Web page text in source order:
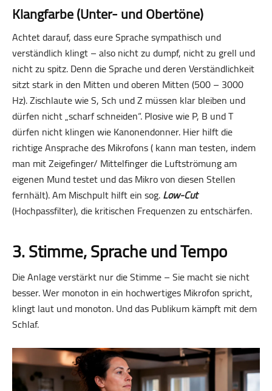
Klangfarbe (Unter- und Obertöne)
Achtet darauf, dass eure Sprache sympathisch und
verständlich klingt – also nicht zu dumpf, nicht zu grell und
nicht zu spitz. Denn die Sprache und deren Verständlichkeit
sitzt stark in den Mitten und oberen Mitten (500 – 3000
Hz). Zischlaute wie S, Sch und Z müssen klar bleiben und
dürfen nicht „scharf schneiden“. Plosive wie P, B und T
dürfen nicht klingen wie Kanonendonner. Hier hilft die
richtige Ansprache des Mikrofons ( kann man testen, indem
man mit Zeigefinger/ Mittelfinger die Luftströmung am
eigenen Mund testet und das Mikro von diesen Stellen
fernhält). Am Mischpult hilft ein sog.Low-Cut
(Hochpassfilter), die kritischen Frequenzen zu entschärfen.
3. Stimme, Sprache und Tempo
Die Anlage verstärkt nur die Stimme – Sie macht sie nicht
besser. Wer monoton in ein hochwertiges Mikrofon spricht,
klingt laut und monoton. Und das Publikum kämpft mit dem
Schlaf.